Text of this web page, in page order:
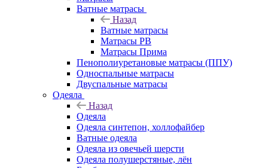
Ватные матрасы
Назад
Ватные матрасы
Матрасы РВ
Матрасы Прима
Пенополиуретановые матрасы (ППУ)
Односпальные матрасы
Двуспальные матрасы
Одеяла
Назад
Одеяла
Одеяла синтепон, холлофайбер
Ватные одеяла
Одеяла из овечьей шерсти
Одеяла полушерстяные, лён